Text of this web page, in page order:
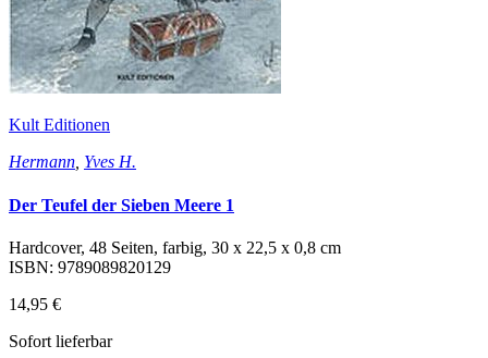
Kult Editionen
Hermann Yves H.
Der Teufel der Sieben Meere 1
Hardcover, 48 Seiten, farbig, 30 x 22,5 x 0,8 cm
ISBN: 9789089820129
14,95 €
Sofort lieferbar